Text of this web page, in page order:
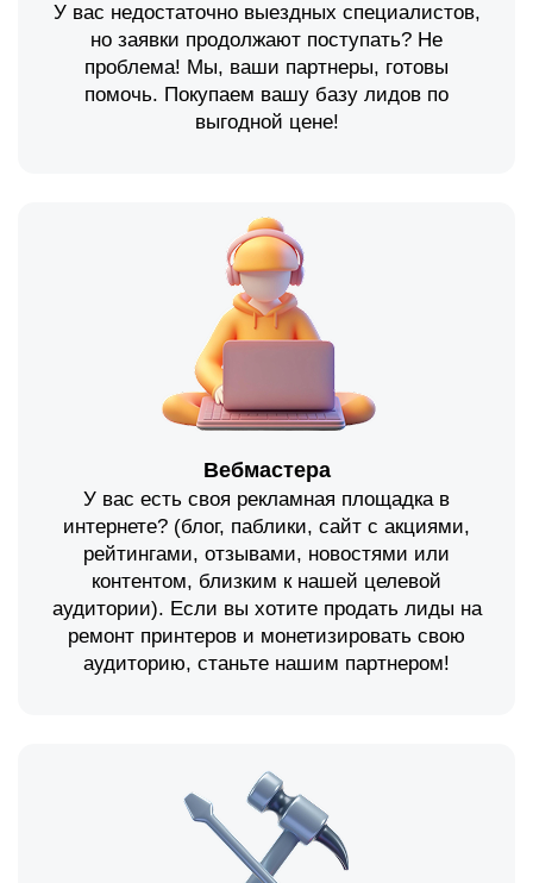
У вас недостаточно выездных специалистов,
но заявки продолжают поступать? Не
проблема! Мы, ваши партнеры, готовы
помочь. Покупаем вашу базу лидов по
выгодной цене!
Вебмастера
У вас есть своя рекламная площадка в
интернете? (блог, паблики, сайт с акциями,
рейтингами, отзывами, новостями или
контентом, близким к нашей целевой
аудитории). Если вы хотите продать лиды на
ремонт принтеров и монетизировать свою
аудиторию, станьте нашим партнером!